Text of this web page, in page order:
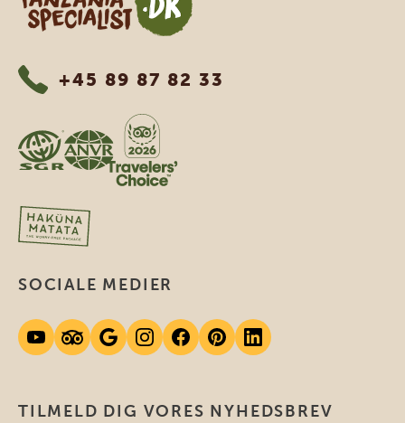
+45 89 87 82 33
TILMELD DIG VORES NYHEDSBREV
SOCIALE MEDIER